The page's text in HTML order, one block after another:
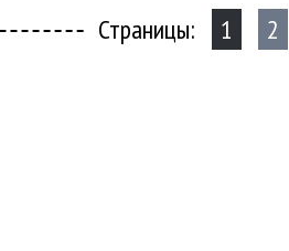
Страницы: 1 2